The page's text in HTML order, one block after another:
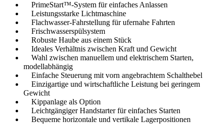
PrimeStart™-System für einfaches Anlassen
Leistungsstarke Lichtmaschine
Flachwasser-Fahrstellung für ufernahe Fahrten
Frischwasserspülsystem
Robuste Haube aus einem Stück
Ideales Verhältnis zwischen Kraft und Gewicht
Wahl zwischen manuellem und elektrischem Starten,
modellabhängig
Einfache Steuerung mit vorn angebrachtem Schalthebel
Einzigartige und wirtschaftliche Leistung bei geringem
Gewicht
Kippanlage als Option
Leichtgängiger Handstarter für einfaches Starten
Bequeme horizontale und vertikale Lagerpositionen